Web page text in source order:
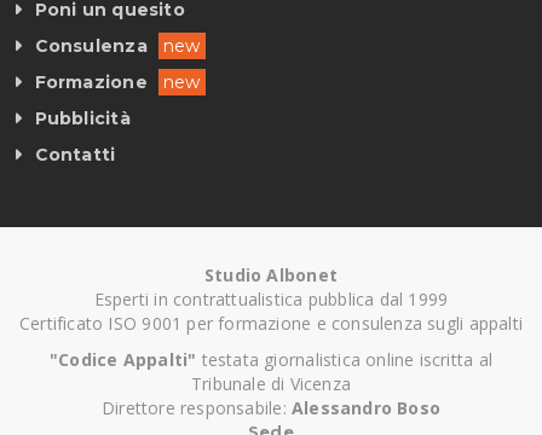
Poni un quesito
Consulenza
new
Formazione
new
Pubblicità
Contatti
Studio Albonet
Esperti in contrattualistica pubblica dal 1999
Certificato ISO 9001 per formazione e consulenza sugli appalti
"Codice Appalti" testata giornalistica online iscritta al
Tribunale di Vicenza
Direttore responsabile: Alessandro Boso